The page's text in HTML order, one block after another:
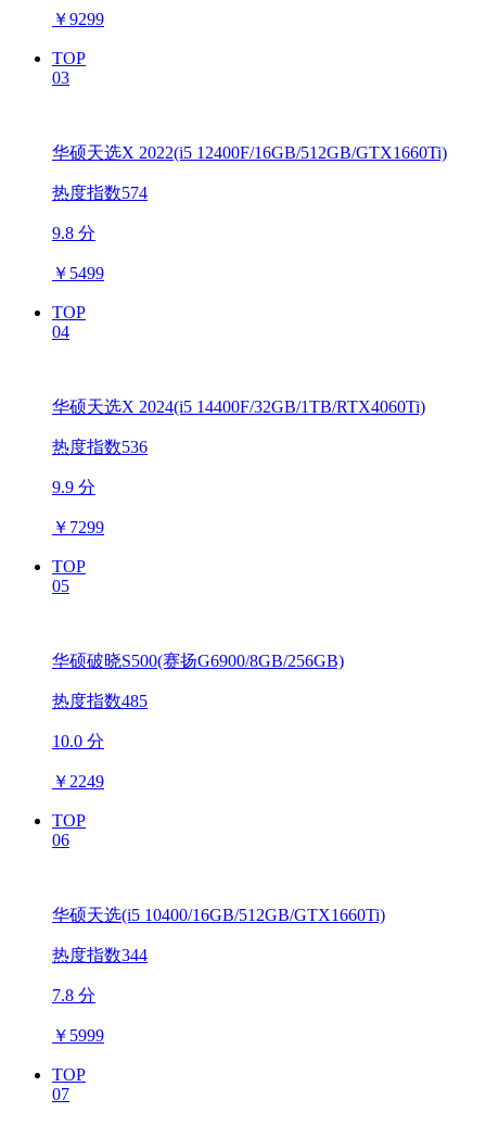
￥9299
TOP
03
华硕天选X 2022(i5 12400F/16GB/512GB/GTX1660Ti)
热度指数574
9.8 分
￥ 5499
TOP
04
华硕天选X 2024(i5 14400F/32GB/1TB/RTX4060Ti)
热度指数536
9.9 分
￥ 7299
TOP
05
华硕破晓S500(赛扬G6900/8GB/256GB)
热度指数485
10.0 分
￥ 2249
TOP
06
华硕天选(i5 10400/16GB/512GB/GTX1660Ti)
热度指数344
7.8 分
￥ 5999
TOP
07